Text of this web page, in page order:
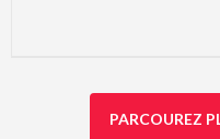
PARCOUREZ